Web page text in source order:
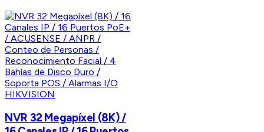
HIKVISION
NVR 32 Megapíxel (8K) /